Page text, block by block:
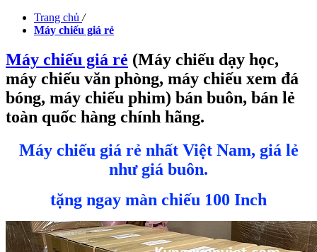
Trang chủ /
Máy chiếu giá rẻ
Máy chiếu giá rẻ (Máy chiếu dạy học,
máy chiếu văn phòng, máy chiếu xem đá
bóng, máy chiếu phim) bán buôn, bán lẻ
toàn quốc hàng chính hãng.
Máy chiếu giá rẻ nhất Việt Nam, giá lẻ
như giá buôn.
tặng ngay màn chiếu 100 Inch